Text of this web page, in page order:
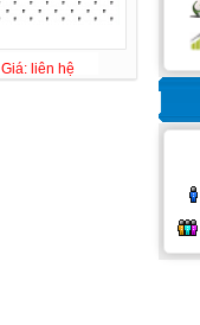
Giá: liên hệ